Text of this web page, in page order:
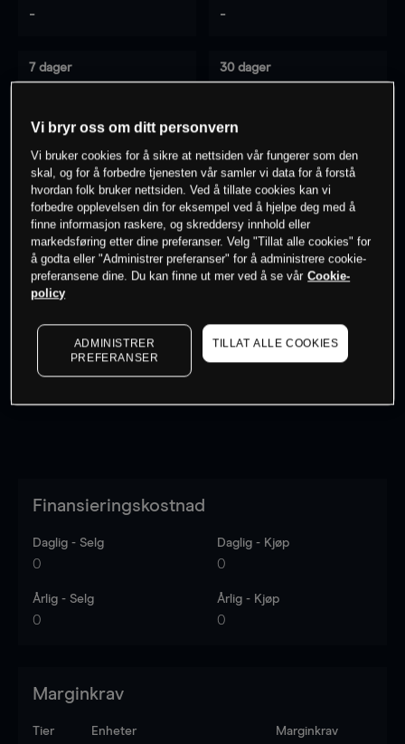
- -
7 dager 30 dager
0% av kunder erpå dette instrumentet
Søk om konto
Kursene er veiledende. to see latest market data
Finansieringskostnad
Daglig - Selg
0
Daglig - Kjøp
0
Årlig - Selg
0
Årlig - Kjøp
0
Marginkrav
Tier Enheter Marginkrav
Vi bryr oss om ditt personvern
Vi bruker cookies for å sikre at nettsiden vår fungerer som den
skal, og for å forbedre tjenesten vår samler vi data for å forstå
hvordan folk bruker nettsiden. Ved å tillate cookies kan vi
forbedre opplevelsen din for eksempel ved å hjelpe deg med å
finne informasjon raskere, og skreddersy innhold eller
markedsføring etter dine preferanser. Velg "Tillat alle cookies" for
å godta eller "Administrer preferanser" for å administrere cookie-
preferansene dine. Du kan finne ut mer ved å se vår Cookie-
policy
ADMINISTRER
PREFERANSER
TILLAT ALLE COOKIES